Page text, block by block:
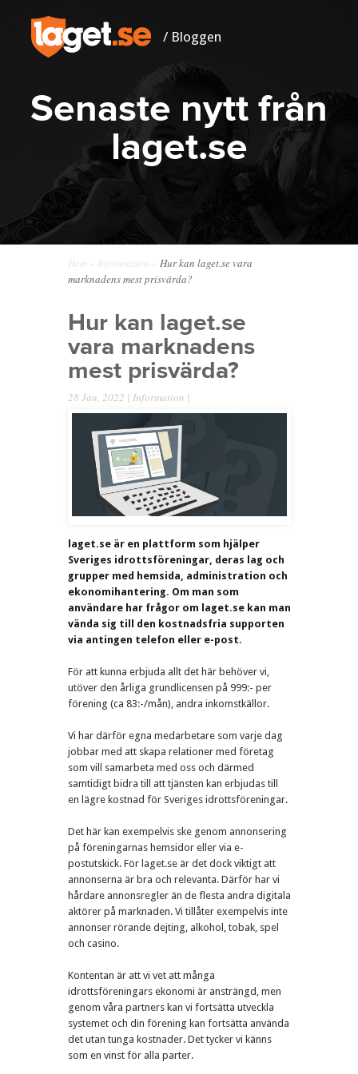
/ Bloggen
Senaste nytt från
laget.se
Hem Information
Hur kan laget.se vara
marknadens mest prisvärda?
Hur kan laget.se
vara marknadens
mest prisvärda?
28 Jan, 2022 | Information |
laget.se är en plattform som hjälper
Sveriges idrottsföreningar, deras lag och
grupper med hemsida, administration och
ekonomihantering. Om man som
användare har frågor om laget.se kan man
vända sig till den kostnadsfria supporten
via antingen telefon eller e-post.
För att kunna erbjuda allt det här behöver vi,
utöver den årliga grundlicensen på 999:- per
förening (ca 83:-/mån), andra inkomstkällor.
Vi har därför egna medarbetare som varje dag
jobbar med att skapa relationer med företag
som vill samarbeta med oss och därmed
samtidigt bidra till att tjänsten kan erbjudas till
en lägre kostnad för Sveriges idrottsföreningar.
Det här kan exempelvis ske genom annonsering
på föreningarnas hemsidor eller via e-
postutskick. För laget.se är det dock viktigt att
annonserna är bra och relevanta. Därför har vi
hårdare annonsregler än de flesta andra digitala
aktörer på marknaden. Vi tillåter exempelvis inte
annonser rörande dejting, alkohol, tobak, spel
och casino.
Kontentan är att vi vet att många
idrottsföreningars ekonomi är ansträngd, men
genom våra partners kan vi fortsätta utveckla
systemet och din förening kan fortsätta använda
det utan tunga kostnader. Det tycker vi känns
som en vinst för alla parter.